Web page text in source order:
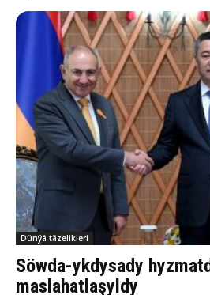
Dünýä täzelikleri
Söwda-ykdysady
maslahatlaşyldy